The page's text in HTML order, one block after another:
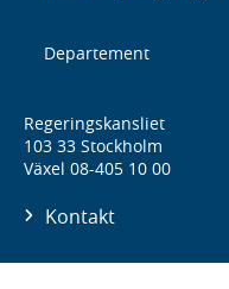
Departement
Regeringskansliet
103 33 Stockholm
Växel 08-405 10 00
Kontakt